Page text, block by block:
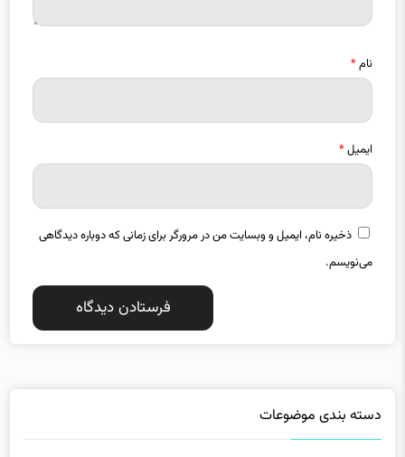
نام*
ایمیل*
ذخیره نام، ایمیل و وبسایت من در مرورگر برای زمانی که دوباره دیدگاهی
می‌نویسم.
دسته بندی موضوعات